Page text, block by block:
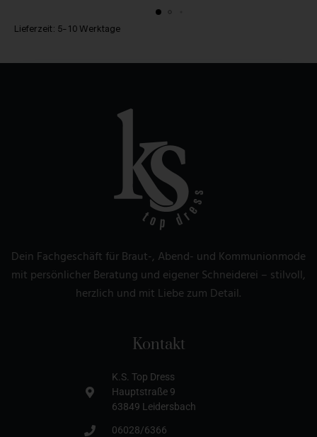
Lieferzeit: 5-10 Werktage
Dein Fachgeschäft für Braut-, Abend- und Kommunionmode
mit persönlicher Beratung und eigener Schneiderei – stilvoll,
herzlich und mit Liebe zum Detail.
Kontakt
K.S. Top Dress
Hauptstraße 9
63849 Leidersbach
06028/6366